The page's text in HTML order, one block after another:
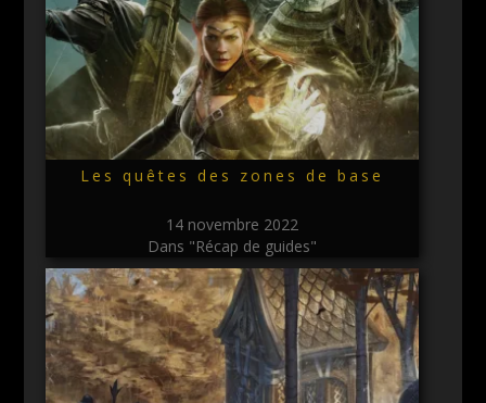
Les quêtes des zones de base
14 novembre 2022
Dans "Récap de guides"